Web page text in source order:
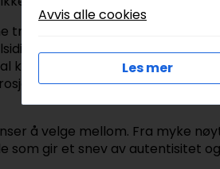
tråden har gjennomgått
tråd som egner seg for et
kvalitet til håndarbeidet.
kan håndvaskes på 30
å velge mellom. Fra myke
som gir et snev av autentisitet
Avvis alle cookies
Les mer